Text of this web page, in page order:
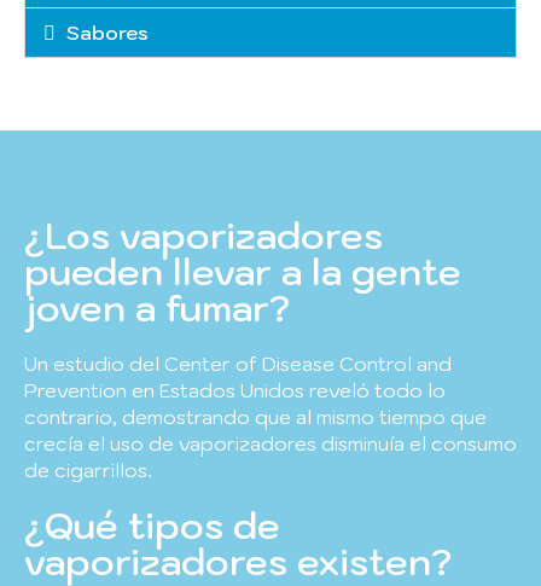
Sabores
¿Los vaporizadores
pueden llevar a la gente
joven a fumar?
Un estudio del Center of Disease Control and
Prevention en Estados Unidos reveló todo lo
contrario, demostrando que al mismo tiempo que
crecía el uso de vaporizadores disminuía el consumo
de cigarrillos.
¿Qué tipos de
vaporizadores existen?